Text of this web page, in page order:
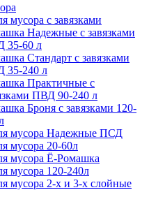
мусора с завязками
Надежные с завязками
35-60 л
Стандарт с завязками
35-240 л
Практичные с
ПВД 90-240 л
Броня с завязками 120-
мусора Надежные ПСД
мусора 20-60л
мусора Ё-Ромашка
мусора 120-240л
мусора 2-х и 3-х слойные